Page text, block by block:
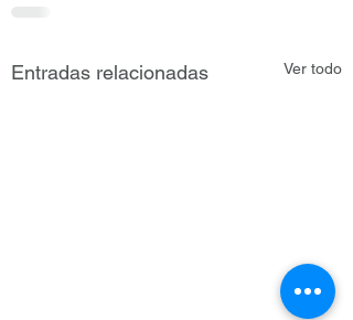
Entradas relacionadas Ver todo